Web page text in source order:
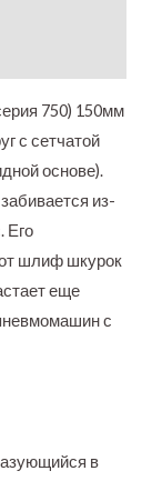
750) 150мм
с сетчатой
основе).
из-
Его
шлиф шкурок
еще
с
в